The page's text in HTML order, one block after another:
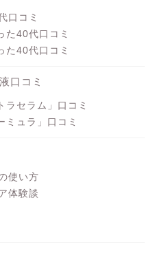
口コミ
た40代口コミ
た40代口コミ
口コミ
ラセラム」口コミ
ミュラ」口コミ
使い方
体験談